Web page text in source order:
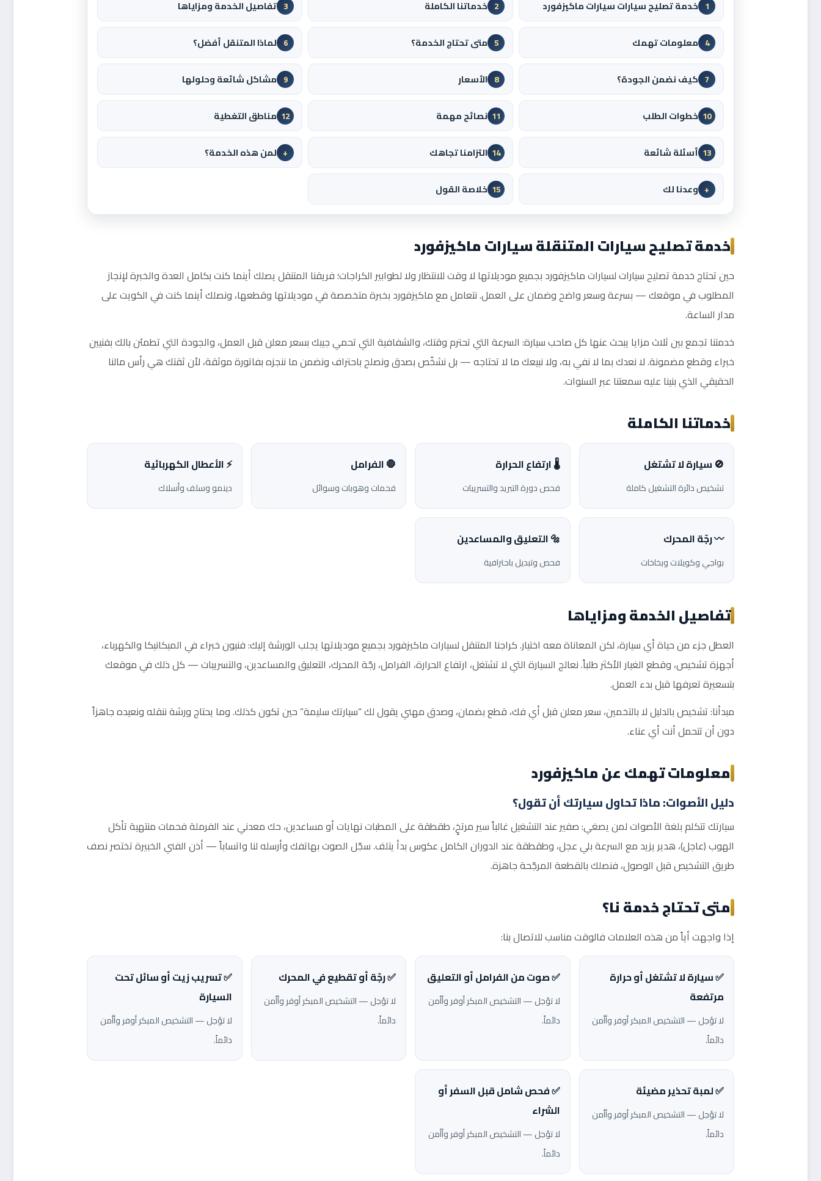
1 خدمة تصليح سيارات سيارات ماكيزفورد 2 خدماتنا الكاملة 3 تفاصيل الخدمة ومزاياها
4 معلومات تهمك 5 متى تحتاج الخدمة؟ 6 لماذا المتنقل أفضل؟
7 كيف نضمن الجودة؟ 8 الأسعار 9 مشاكل شائعة وحلولها
10 خطوات الطلب 11 نصائح مهمة 12 مناطق التغطية
13 أسئلة شائعة 14 التزامنا تجاهك + لمن هذه الخدمة؟
+ وعدنا لك 15 خلاصة القول
خدمة تصليح سيارات المتنقلة سيارات ماكيزفورد
حين تحتاج خدمة تصليح سيارات لسيارات ماكيزفورد بجميع موديلاتها لا وقت للانتظار ولا لطوابير الكراجات؛ فريقنا المتنقل يصلك أينما كنت بكامل العدة والخبرة لإنجاز
المطلوب في موقعك — بسرعة وسعر واضح وضمان على العمل. نتعامل مع ماكيزفورد بخبرة متخصصة في موديلاتها وقطعها، ونصلك أينما كنت في الكويت على
مدار الساعة.
خدمتنا تجمع بين ثلاث مزايا يبحث عنها كل صاحب سيارة: السرعة التي تحترم وقتك، والشفافية التي تحمي جيبك بسعر معلن قبل العمل، والجودة التي تطمئن بالك بفنيين
خبراء وقطع مضمونة. لا نعدك بما لا نفي به، ولا نبيعك ما لا تحتاجه — بل نشخّص بصدق ونصلح باحتراف ونضمن ما ننجزه بفاتورة موثقة، لأن ثقتك هي رأس مالنا
الحقيقي الذي بنينا عليه سمعتنا عبر السنوات.
خدماتنا الكاملة
🚫 سيارة لا تشتغل
تشخيص دائرة التشغيل كاملة
🌡️ ارتفاع الحرارة
فحص دورة التبريد والتسريبات
🛑 الفرامل
فحمات وهوبات وسوائل
⚡ الأعطال الكهربائية
دينمو وسلف وأسلاك
〰️ رجّة المحرك
بواجي وكويلات وبخاخات
🔩 التعليق والمساعدين
فحص وتبديل باحترافية
تفاصيل الخدمة ومزاياها
العطل جزء من حياة أي سيارة، لكن المعاناة معه اختيار. كراجنا المتنقل لسيارات ماكيزفورد بجميع موديلاتها يجلب الورشة إليك: فنيون خبراء في الميكانيكا والكهرباء،
أجهزة تشخيص، وقطع الغيار الأكثر طلباً. نعالج السيارة التي لا تشتغل، ارتفاع الحرارة، الفرامل، رجّة المحرك، التعليق والمساعدين، والتسريبات — كل ذلك في موقعك
بتسعيرة تعرفها قبل بدء العمل.
مبدأنا: تشخيص بالدليل لا بالتخمين، سعر معلن قبل أي فك، قطع بضمان، وصدق مهني يقول لك “سيارتك سليمة” حين تكون كذلك. وما يحتاج ورشة ننقله ونعيده جاهزاً
دون أن تتحمل أنت أي عناء.
معلومات تهمك عن ماكيزفورد
دليل الأصوات: ماذا تحاول سيارتك أن تقول؟
سيارتك تتكلم بلغة الأصوات لمن يصغي: صفير عند التشغيل غالباً سير مرتخٍ، طقطقة على المطبات نهايات أو مساعدين، حك معدني عند الفرملة فحمات منتهية تأكل
الهوب (عاجل)، هدير يزيد مع السرعة بلي عجل، وطقطقة عند الدوران الكامل عكوس بدأ يتلف. سجّل الصوت بهاتفك وأرسله لنا واتساباً — أذن الفني الخبيرة تختصر نصف
طريق التشخيص قبل الوصول، فنصلك بالقطعة المرجّحة جاهزة.
متى تحتاج خدمة نا؟
إذا واجهت أياً من هذه العلامات فالوقت مناسب للاتصال بنا:
✅ سيارة لا تشتغل أو حرارة
مرتفعة
لا تؤجل — التشخيص المبكر أوفر وأأمن
دائماً.
✅ صوت من الفرامل أو التعليق
لا تؤجل — التشخيص المبكر أوفر وأأمن
دائماً.
✅ رجّة أو تقطيع في المحرك
لا تؤجل — التشخيص المبكر أوفر وأأمن
دائماً.
✅ تسريب زيت أو سائل تحت
السيارة
لا تؤجل — التشخيص المبكر أوفر وأأمن
دائماً.
✅ لمبة تحذير مضيئة
لا تؤجل — التشخيص المبكر أوفر وأأمن
دائماً.
✅ فحص شامل قبل السفر أو
الشراء
لا تؤجل — التشخيص المبكر أوفر وأأمن
دائماً.